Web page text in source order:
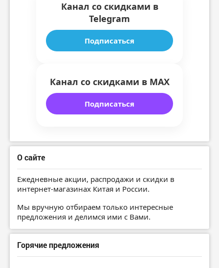
Канал со скидками в
Telegram
Подписаться
Канал со скидками в MAX
Подписаться
О сайте
Ежедневные акции, распродажи и скидки в
интернет-магазинах Китая и России.
Мы вручную отбираем только интересные
предложения и делимся ими с Вами.
Горячие предложения